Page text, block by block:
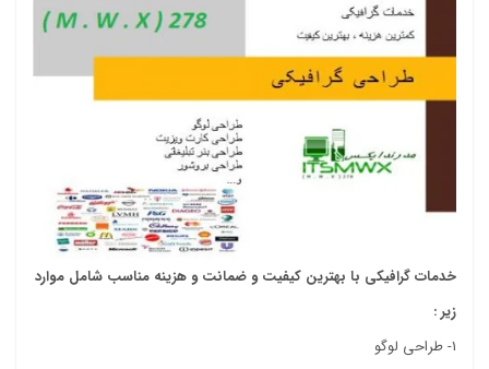
خدمات گرافیکی با بهترین کیفیت و ضمانت و هزینه مناسب شامل موارد
زیر :
1- طراحی لوگو